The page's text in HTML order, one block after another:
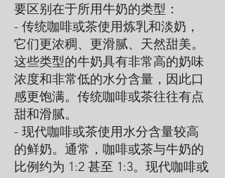
要区别在于所用牛奶的类型：
- 传统咖啡或茶使用炼乳和淡奶，
它们更浓稠、更滑腻、天然甜美。
这些类型的牛奶具有非常高的奶味
浓度和非常低的水分含量，因此口
感更饱满。传统咖啡或茶往往有点
甜和滑腻。
- 现代咖啡或茶使用水分含量较高
的鲜奶。通常，咖啡或茶与牛奶的
比例约为 1:2 甚至 1:3。现代咖啡或